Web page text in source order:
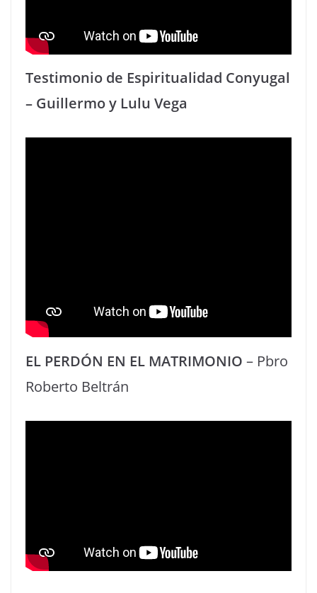
Testimonio de Espiritualidad Conyugal
– Guillermo y Lulu Vega
EL PERDÓN EN EL MATRIMONIO – Pbro
Roberto Beltrán